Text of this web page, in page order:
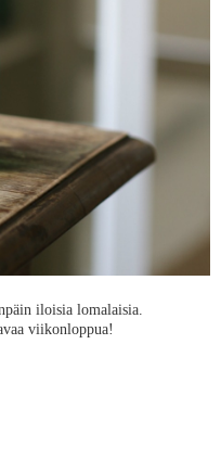
iloisia lomalaisia.
viikonloppua!